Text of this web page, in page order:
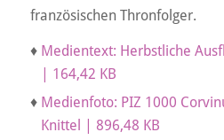
französischen Thronfolger.
♦ Medientext: Herbstliche
| 164,42 KB
♦ Medienfoto: PIZ 1000
Knittel | 896,48 KB